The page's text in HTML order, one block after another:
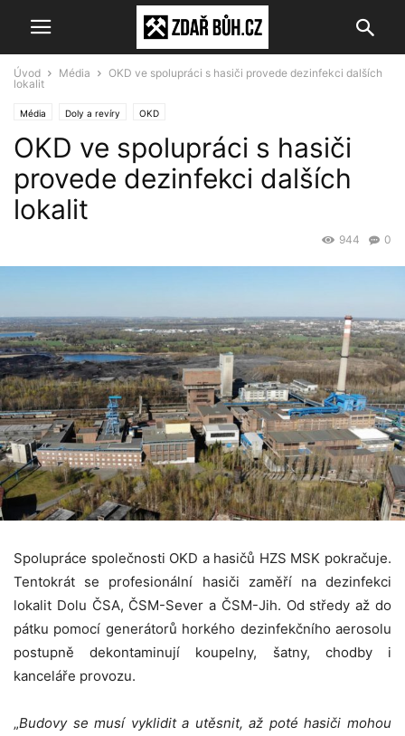
Úvod Média
OKD ve spolupráci s hasiči provede dezinfekci dalších
lokalit
Média Doly a revíry OKD
OKD ve spolupráci s hasiči
provede dezinfekci dalších
lokalit
0
944
Spolupráce společnosti OKD a hasičů HZS MSK pokračuje.
Tentokrát se profesionální hasiči zaměří na dezinfekci
lokalit Dolu ČSA, ČSM-Sever a ČSM-Jih. Od středy až do
pátku pomocí generátorů horkého dezinfekčního aerosolu
postupně dekontaminují koupelny, šatny, chodby i
kanceláře provozu.
„Budovy se musí vyklidit a utěsnit, až poté hasiči mohou